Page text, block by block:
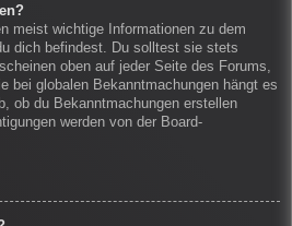
meist wichtige Informationen zu dem
dich befindest. Du solltest sie stets
oben auf jeder Seite des Forums,
bei globalen Bekanntmachungen hängt es
ob du Bekanntmachungen erstellen
werden von der Board-